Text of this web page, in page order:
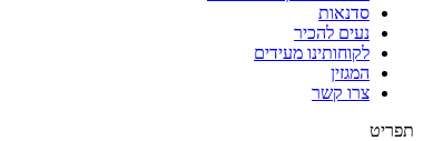
סדנאות
נעים להכיר
לקוחותינו מעידים
המגזין
צרו קשר
תפריט